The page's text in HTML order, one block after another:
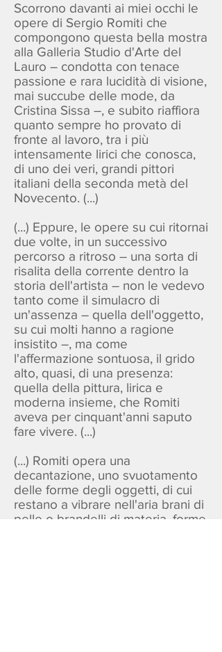
Scorrono davanti ai miei occhi le
opere di Sergio Romiti che
compongono questa bella mostra
alla Galleria Studio d'Arte del
Lauro – condotta con tenace
passione e rara lucidità di visione,
mai succube delle mode, da
Cristina Sissa –, e subito riaffiora
quanto sempre ho provato di
fronte al lavoro, tra i più
intensamente lirici che conosca,
di uno dei veri, grandi pittori
italiani della seconda metà del
Novecento. (...)
(...) Eppure, le opere su cui ritornai
due volte, in un successivo
percorso a ritroso – una sorta di
risalita della corrente dentro la
storia dell'artista – non le vedevo
tanto come il simulacro di
un'assenza – quella dell'oggetto,
su cui molti hanno a ragione
insistito –, ma come
l'affermazione sontuosa, il grido
alto, quasi, di una presenza:
quella della pittura, lirica e
moderna insieme, che Romiti
aveva per cinquant'anni saputo
fare vivere. (...)
(...) Romiti opera una
decantazione, uno svuotamento
delle forme degli oggetti, di cui
restano a vibrare nell'aria brani di
pelle o brandelli di materia, forme